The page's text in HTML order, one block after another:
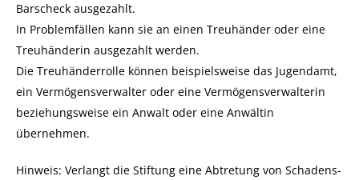
Barscheck ausgezahlt.
In Problemfällen kann sie an einen Treuhänder oder eine
Treuhänderin ausgezahlt werden.
Die Treuhänderrolle können beispielsweise das Jugendamt,
ein Vermögensverwalter oder eine Vermögensverwalterin
beziehungsweise ein Anwalt oder eine Anwältin
übernehmen.
Hinweis: Verlangt die Stiftung eine Abtretung von Schadens-